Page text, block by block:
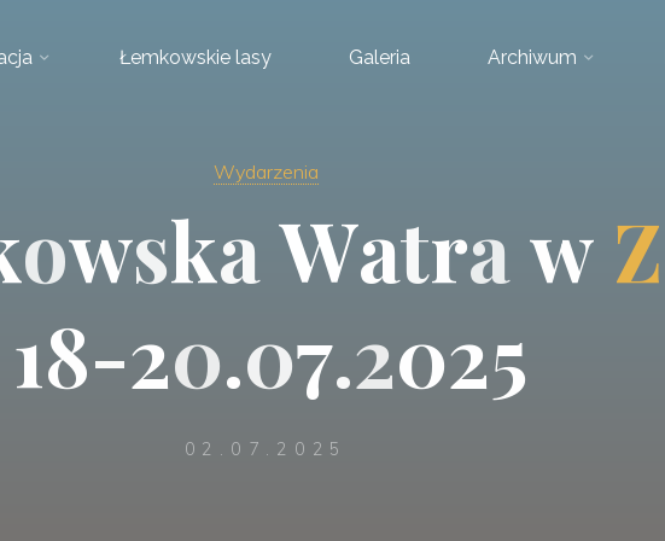
Łemkowskie lasy Galeria Archiwum
Wydarzenia
owskaWatraw Z
18-20.07.2025
02.07.2025